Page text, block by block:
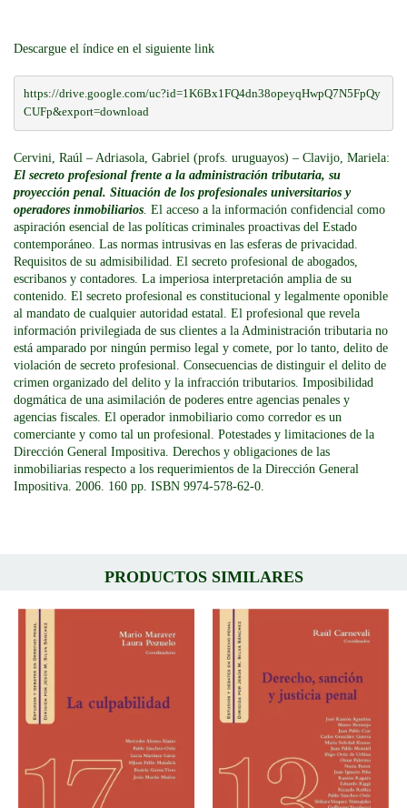
Descargue el índice en el siguiente link
https://drive.google.com/uc?id=1K6Bx1FQ4dn38opeyqHwpQ7N5FpQy
CUFp&export=download
Cervini, Raúl – Adriasola, Gabriel (profs. uruguayos) – Clavijo, Mariela:
El secreto profesional frente a la administración tributaria, su
proyección penal. Situación de los profesionales universitarios y
operadores inmobiliarios El acceso a la información confidencial como
aspiración esencial de las políticas criminales proactivas del Estado
contemporáneo. Las normas intrusivas en las esferas de privacidad.
Requisitos de su admisibilidad. El secreto profesional de abogados,
escribanos y contadores. La imperiosa interpretación amplia de su
contenido. El secreto profesional es constitucional y legalmente oponible
al mandato de cualquier autoridad estatal. El profesional que revela
información privilegiada de sus clientes a la Administración tributaria no
está amparado por ningún permiso legal y comete, por lo tanto, delito de
violación de secreto profesional. Consecuencias de distinguir el delito de
crimen organizado del delito y la infracción tributarios. Imposibilidad
dogmática de una asimilación de poderes entre agencias penales y
agencias fiscales. El operador inmobiliario como corredor es un
comerciante y como tal un profesional. Potestades y limitaciones de la
Dirección General Impositiva. Derechos y obligaciones de las
inmobiliarias respecto a los requerimientos de la Dirección General
Impositiva. 2006. 160 pp. ISBN 9974-578-62-0.
PRODUCTOS SIMILARES